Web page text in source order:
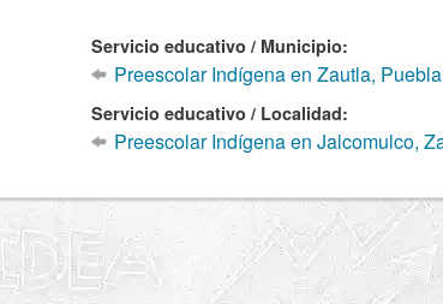
Servicio educativo / Municipio:
Preescolar Indígena en Zautla, Puebla
Servicio educativo / Localidad:
Preescolar Indígena en Jalcomulco,